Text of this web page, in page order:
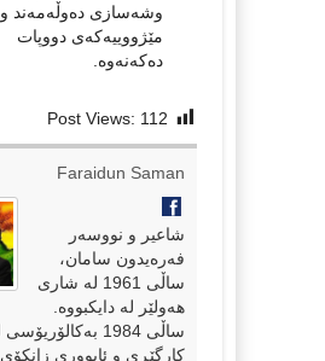
وشەسازی دەوڵەمەند
مێژووییەکەی دووپات
دەکەنەوە.
Post Views: 112
Faraidun Saman
شاعیر و نووسەر
فەرەیدون سامان،
ساڵی 1961 لە شاری
هەولێر لە دایکبووە.
ساڵی 1984
کارگێڕی و ئابووری زانکۆی